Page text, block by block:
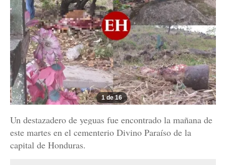
1 de 16
Un destazadero de yeguas fue encontrado la mañana de
este martes en el cementerio Divino Paraíso de la
capital de Honduras.